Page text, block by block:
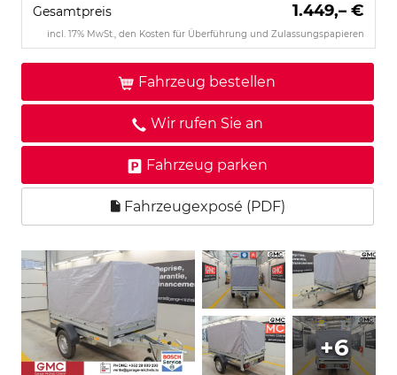
Gesamtpreis 1.449,– €
incl. 17% MwSt., den Kosten für Überführung und Zulassungspapieren
Fahrzeug bestellen
Wir rufen Sie an
Fahrzeug parken
Fahrzeugexposé (PDF)
+6